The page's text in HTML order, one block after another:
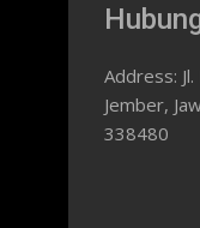
Address:
Jember,
338480